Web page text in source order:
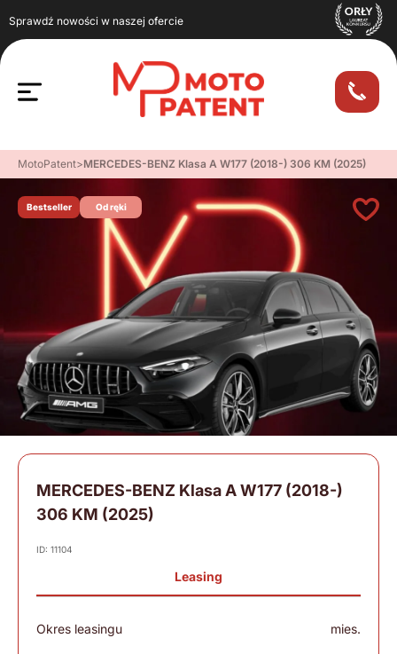
Sprawdź nowości w naszej ofercie
MotoPatent>MERCEDES-BENZ Klasa A W177 (2018-) 306 KM (2025)
Bestseller Od ręki
MERCEDES-BENZ Klasa A W177 (2018-)
306 KM (2025)
ID: 11104
Leasing
Okres leasingu mies.